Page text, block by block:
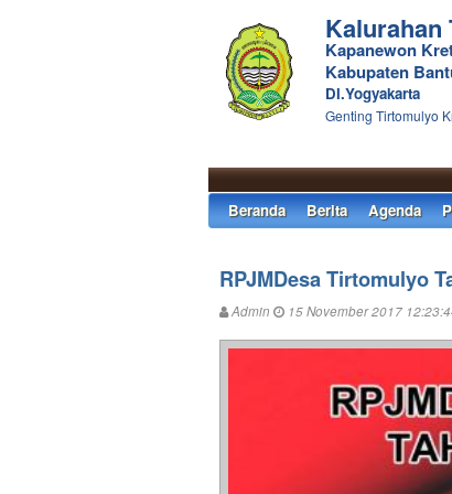
Kapanewon
Kabupaten
DI.Yogyakarta
Genting Tirtomulyo
Beranda Berita Agenda
RPJMDesa Tirtomulyo
Admin 15 November 2017